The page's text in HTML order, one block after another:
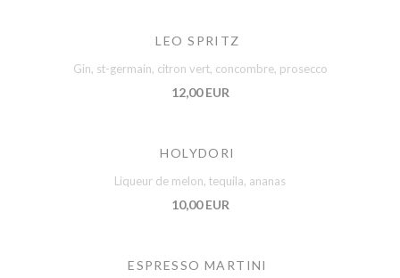
LEO SPRITZ
Gin, st-germain, citron vert, concombre, prosecco
12,00 EUR
HOLYDORI
Liqueur de melon, tequila, ananas
10,00 EUR
ESPRESSO MARTINI